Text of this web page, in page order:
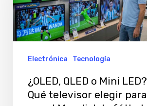
Mini
LED?
Qué
televisor
para
Electrónica Tecnología
¿OLED, QLED o Mini LED?
Qué televisor elegir para